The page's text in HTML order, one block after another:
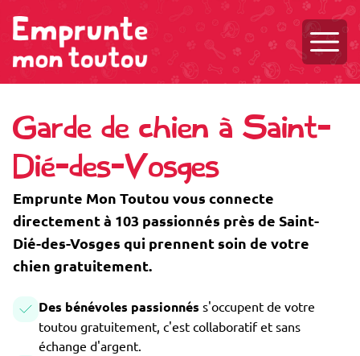
Garde de chien à Saint-
Dié-des-Vosges
Emprunte Mon Toutou vous connecte
directement à 103 passionnés près de Saint-
Dié-des-Vosges qui prennent soin de votre
chien gratuitement.
Des bénévoles passionnés s'occupent de votre
toutou gratuitement, c'est collaboratif et sans
échange d'argent.